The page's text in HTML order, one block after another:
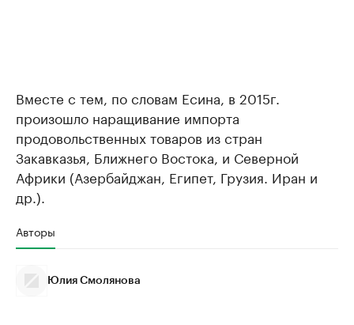
Вместе с тем, по словам Есина, в 2015г.
произошло наращивание импорта
продовольственных товаров из стран
Закавказья, Ближнего Востока, и Северной
Африки (Азербайджан, Египет, Грузия. Иран и
др.).
Авторы
Юлия Смолянова